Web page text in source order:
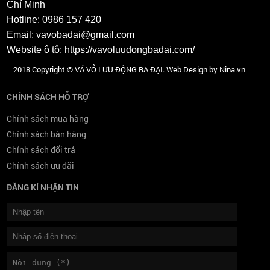
Geleximco
192 tỷ đồng được địa phương xin để thanh toán
phần thi công...
Chí Minh
Hotline: 0986 157 420
Email: vavobadai@gmail.com
Website ô tô: https://vavoluudongbadai.com/
2018 Copyright © VÁ VỎ LƯU ĐỘNG BA ĐẠI. Web Design by Nina.vn
CHÍNH SÁCH HỖ TRỢ
Chính sách mua hàng
Chính sách bán hàng
Chính sách đổi trả
Chính sách ưu đãi
ĐĂNG KÍ NHẬN TIN